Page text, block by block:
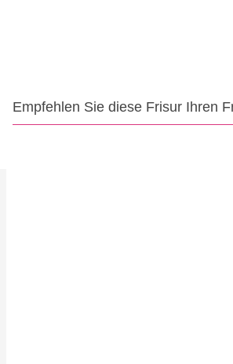
Empfehlen Sie diese Frisur Ihren